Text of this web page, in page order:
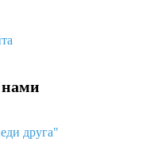
нами
друга"